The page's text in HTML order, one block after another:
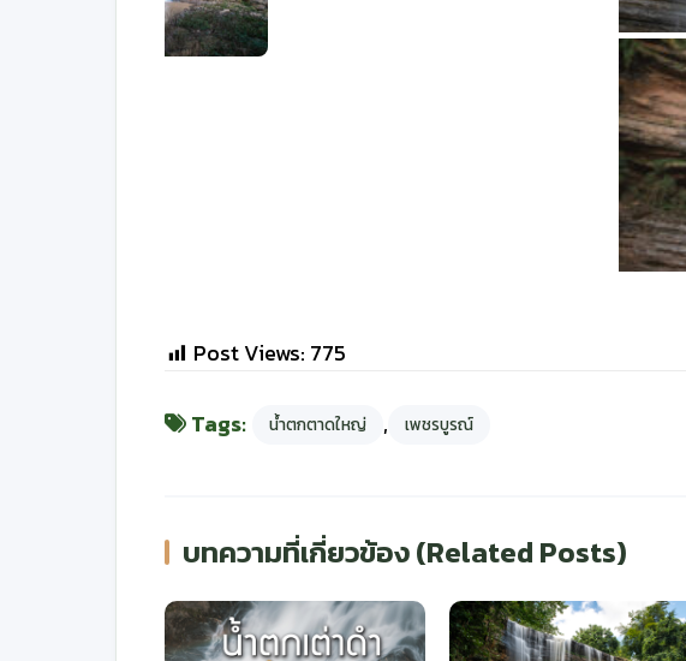
Post Views: 775
Tags: น้ำตกตาดใหญ่ , เพชรบูรณ์
บทความที่เกี่ยวข้อง (Related Posts)